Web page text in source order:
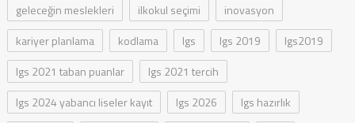
geleceğin meslekleri
ilkokul seçimi
inovasyon
kariyer planlama
kodlama lgs lgs 2019
lgs2019
lgs 2021 taban puanlar
lgs 2021 tercih
lgs 2024 yabancı liseler kayıt
lgs 2026
lgs hazırlık